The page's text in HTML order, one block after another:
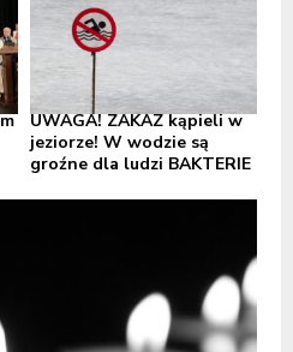
UWAGA! ZAKAZ kąpieli w
jeziorze! W wodzie są
groźne dla ludzi BAKTERIE